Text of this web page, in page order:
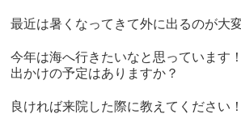
最近は暑くなってきて外に出るのが大
今年は海へ行きたいなと思っています
出かけの予定はありますか？
良ければ来院した際に教えてください！